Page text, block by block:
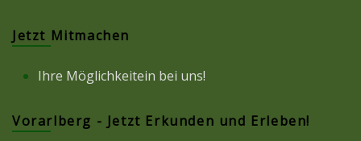
Jetzt Mitmachen
Ihre Möglichkeitein bei uns!
Vorarlberg - Jetzt Erkunden und Erleben!